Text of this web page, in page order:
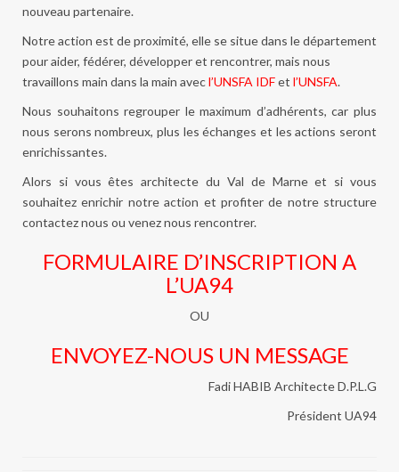
nouveau partenaire.
Notre action est de proximité, elle se situe dans le département
pour aider, fédérer, développer et rencontrer, mais nous
travaillons main dans la main avecl’UNSFA IDFet l’UNSFA.
Nous souhaitons regrouper le maximum d’adhérents, car plus
nous serons nombreux, plus les échanges et les actions seront
enrichissantes.
Alors si vous êtes architecte du Val de Marne et si vous
souhaitez enrichir notre action et profiter de notre structure
contactez nous ou venez nous rencontrer.
FORMULAIRE D’INSCRIPTION A
L’UA94
OU
ENVOYEZ-NOUS UN MESSAGE
Fadi HABIB Architecte D.P.L.G
Président UA94